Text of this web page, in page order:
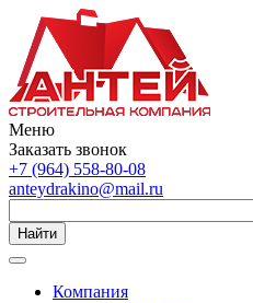
Меню
Заказать звонок
+7 (964) 558-80-08
anteydrakino@mail.ru
Найти
Компания